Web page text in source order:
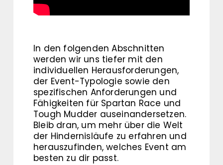
In den folgenden Abschnitten
werden wir uns tiefer mit den
individuellen Herausforderungen,
der Event-Typologie sowie den
spezifischen Anforderungen und
Fähigkeiten für Spartan Race und
Tough Mudder auseinandersetzen.
Bleib dran, um mehr über die Welt
der Hindernisläufe zu erfahren und
herauszufinden, welches Event am
besten zu dir passt.